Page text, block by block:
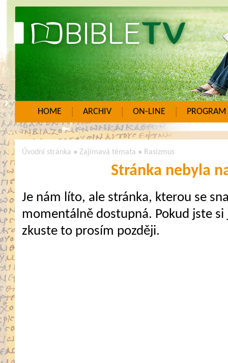
HOME ARCHIV ON-LINE PROGRAM
Úvodní stránka »Zajímavá témata » Rasizmus
Stránka nebyla
Je nám líto, ale stránka, kterou se
momentálně dostupná. Pokud jste
zkuste to prosím později.